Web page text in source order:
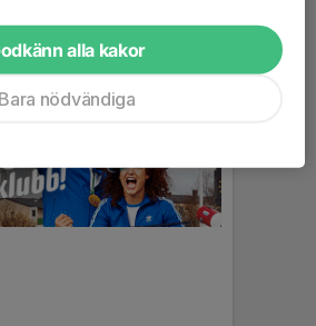
alla kakor
Bara nödvändiga